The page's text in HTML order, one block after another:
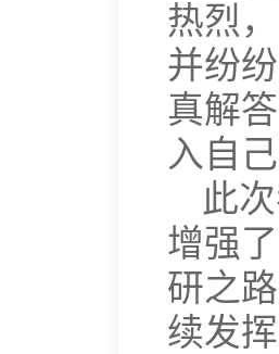
热烈
并纷
真解
入自
此
增强
研之
续发